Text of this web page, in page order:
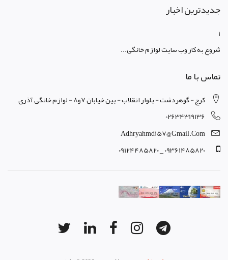
جدیدترین اخبار
1
شروع به کار وب سایت لوازم خانگی...
تماس با ما
کرج - گوهردشت - بلوار انقلاب - بین خیابان 7و8 - لوازم خانگی آذری
02634319136
Adhryahmd157@gmail.com
09361485820 _ 09124485820